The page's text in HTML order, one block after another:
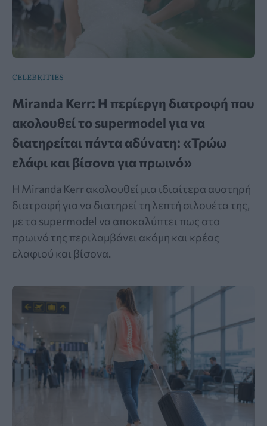
CELEBRITIES
Miranda Kerr: Η περίεργη διατροφή που
ακολουθεί το supermodel για να
διατηρείται πάντα αδύνατη: «Τρώω
ελάφι και βίσονα για πρωινό»
Η Miranda Kerr ακολουθεί μια ιδιαίτερα αυστηρή
διατροφή για να διατηρεί τη λεπτή σιλουέτα της,
με το supermodel να αποκαλύπτει πως στο
πρωινό της περιλαμβάνει ακόμη και κρέας
ελαφιού και βίσονα.